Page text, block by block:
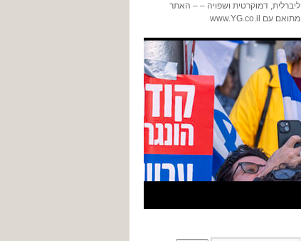
ליברלית, דמוקרטית ושפויה – – האתר
מתואם עם www.YG.co.il